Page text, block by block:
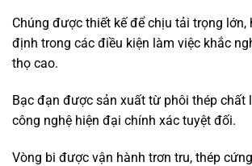
Chúng được thiết kế để chịu tải trọng lớn,
định trong các điều kiện làm việc khắc
thọ cao.
Bạc đạn được sản xuất từ phôi thép chất
công nghệ hiện đại chính xác tuyệt đối.
Vòng bi được vận hành trơn tru, thép